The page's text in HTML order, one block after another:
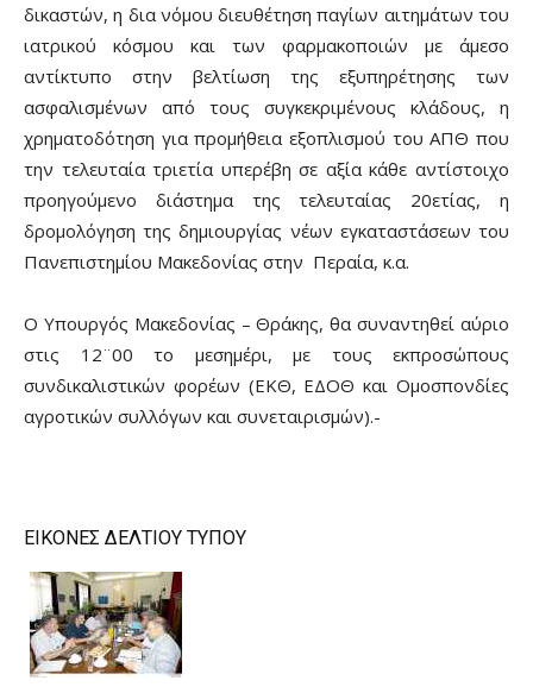
δικαστών, η δια νόμου διευθέτηση παγίων αιτημάτων του
ιατρικού κόσμου και των φαρμακοποιών με άμεσο
αντίκτυπο στην βελτίωση της εξυπηρέτησης των
ασφαλισμένων από τους συγκεκριμένους κλάδους, η
χρηματοδότηση για προμήθεια εξοπλισμού του ΑΠΘ που
την τελευταία τριετία υπερέβη σε αξία κάθε αντίστοιχο
προηγούμενο διάστημα της τελευταίας 20ετίας, η
δρομολόγηση της δημιουργίας νέων εγκαταστάσεων του
Πανεπιστημίου Μακεδονίας στην Περαία, κ.α.
Ο Υπουργός Μακεδονίας – Θράκης, θα συναντηθεί αύριο
στις 12¨00 το μεσημέρι, με τους εκπροσώπους
συνδικαλιστικών φορέων (ΕΚΘ, ΕΔΟΘ και Ομοσπονδίες
αγροτικών συλλόγων και συνεταιρισμών).-
ΕΙΚΟΝΕΣ ΔΕΛΤΙΟΥ ΤΥΠΟΥ